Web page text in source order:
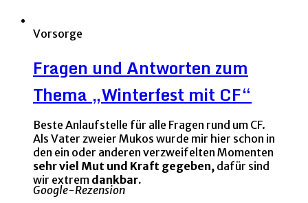
Vorsorge
Fragen und Antworten zum
Thema „Winterfest mit CF“
Beste Anlaufstelle für alle Fragen rund um CF.
Als Vater zweier Mukos wurde mir hier schon in
den ein oder anderen verzweifelten Momenten
sehr viel Mut und Kraft gegeben, dafür sind
wir extrem dankbar.
Google-Rezension